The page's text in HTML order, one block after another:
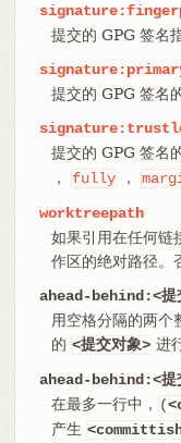
提交的 GPG 签名
提交的 GPG 签名
提交的 GPG 签名
，
fully ，
worktreepath
如果引用在任何链
作区的绝对路径。
ahead-behind:<提
用空格分隔的两个
的 <提交对象> 进
ahead-behind:<提
在最多一行中， (
产生